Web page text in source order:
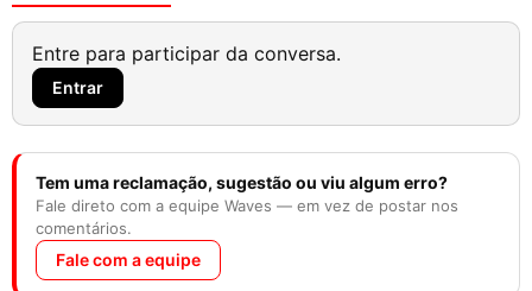
Entre para participar da conversa.
Entrar
Tem uma reclamação, sugestão ou viu algum erro?
Fale direto com a equipe Waves — em vez de postar nos
comentários.
Fale com a equipe